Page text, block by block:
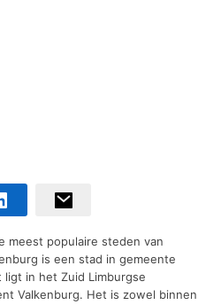
meest populaire steden van
is een stad in gemeente
ligt in het Zuid Limburgse
Valkenburg. Het is zowel binnen